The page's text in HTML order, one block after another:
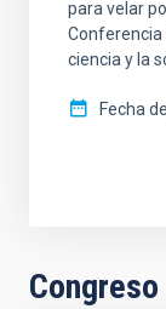
para velar
Conferencia
ciencia y la
Fecha
Congreso